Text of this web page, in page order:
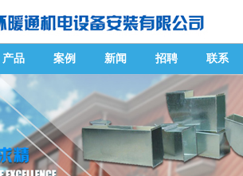
产品 案例 新闻 招聘 联系